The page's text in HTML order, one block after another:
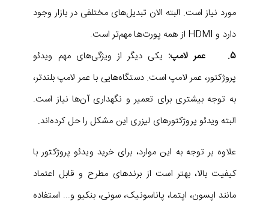
مورد نیاز است. البته الان تبدیل‌های مختلفی در بازار وجود
دارد و HDMI از همه پورت‌ها مهم‌تر است.
5. عمر لامپ:
یکی دیگر از ویژگی‌های مهم ویدئو
پروژکتور، عمر لامپ است. دستگاه‌هایی با عمر لامپ بلندتر،
به توجه بیشتری برای تعمیر و نگهداری آن‌ها نیاز است.
البته ویدئو پروژکتورهای لیزری این مشکل را حل کرده‌اند.
علاوه بر توجه به این موارد، برای خرید ویدئو پروژکتور با
کیفیت بالا، بهتر است از برند‌های مطرح و قابل اعتماد
مانند اپسون، اپتما، پاناسونیک، سونی، بنکیو و... استفاده